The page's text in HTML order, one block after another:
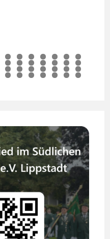
0 1 2 3 4 5
4 5 6 7 8 9 0
9 0 1 2 3 4 5
4 5 6 7 8 9 0